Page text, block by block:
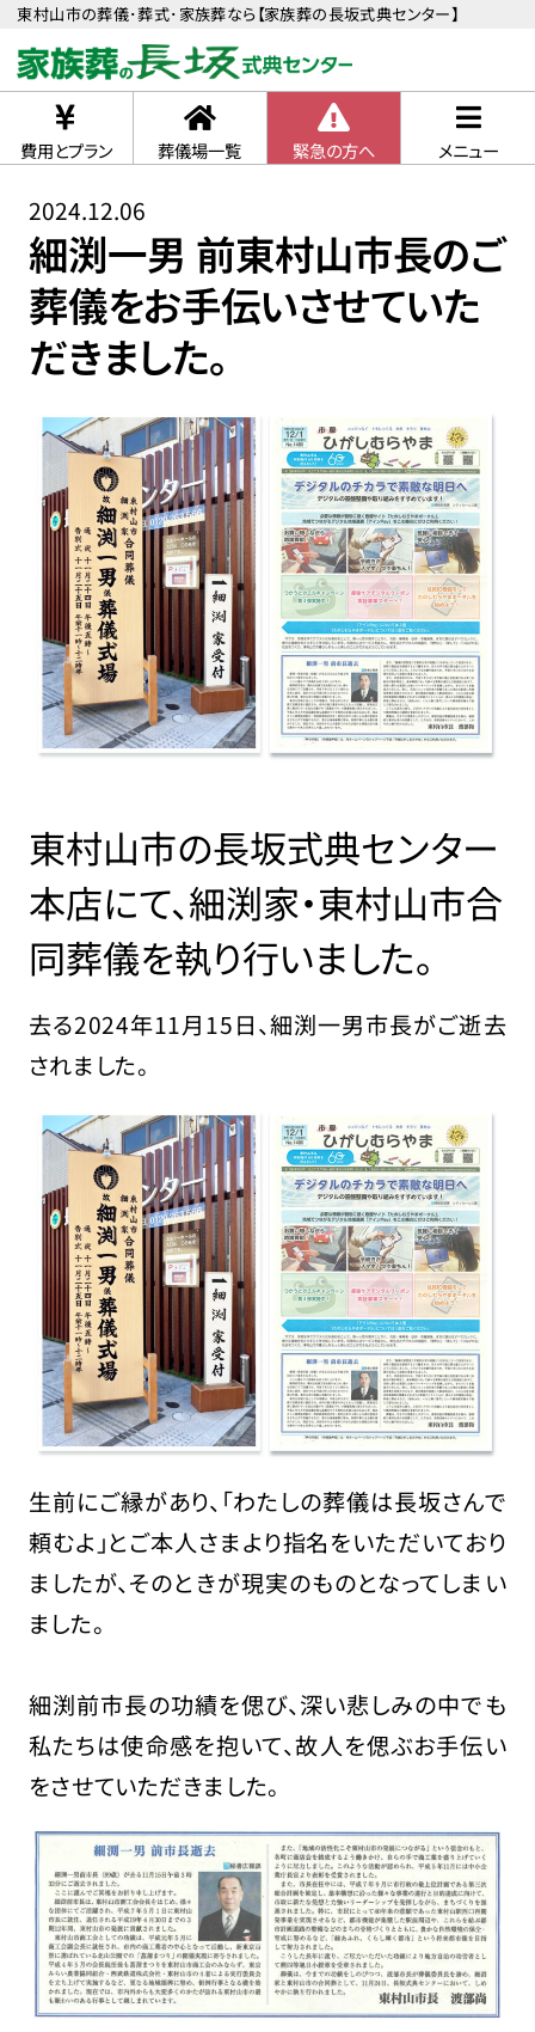
東村山市の葬儀･葬式･家族葬なら【家族葬の長坂式典センター】
費用とプラン 葬儀場一覧 緊急の方へ メニュー
2024.12.06
細渕一男 前東村山市長のご
葬儀をお手伝いさせていた
だきました。
東村山市の長坂式典センター
本店にて、細渕家・東村山市合
同葬儀を執り行いました。
去る2024年11月15日、細渕一男市長がご逝去
されました。
生前にご縁があり、「わたしの葬儀は長坂さんで
頼むよ」とご本人さまより指名をいただいており
ましたが、そのときが現実のものとなってしまい
ました。
細渕前市長の功績を偲び、深い悲しみの中でも
私たちは使命感を抱いて、故人を偲ぶお手伝い
をさせていただきました。